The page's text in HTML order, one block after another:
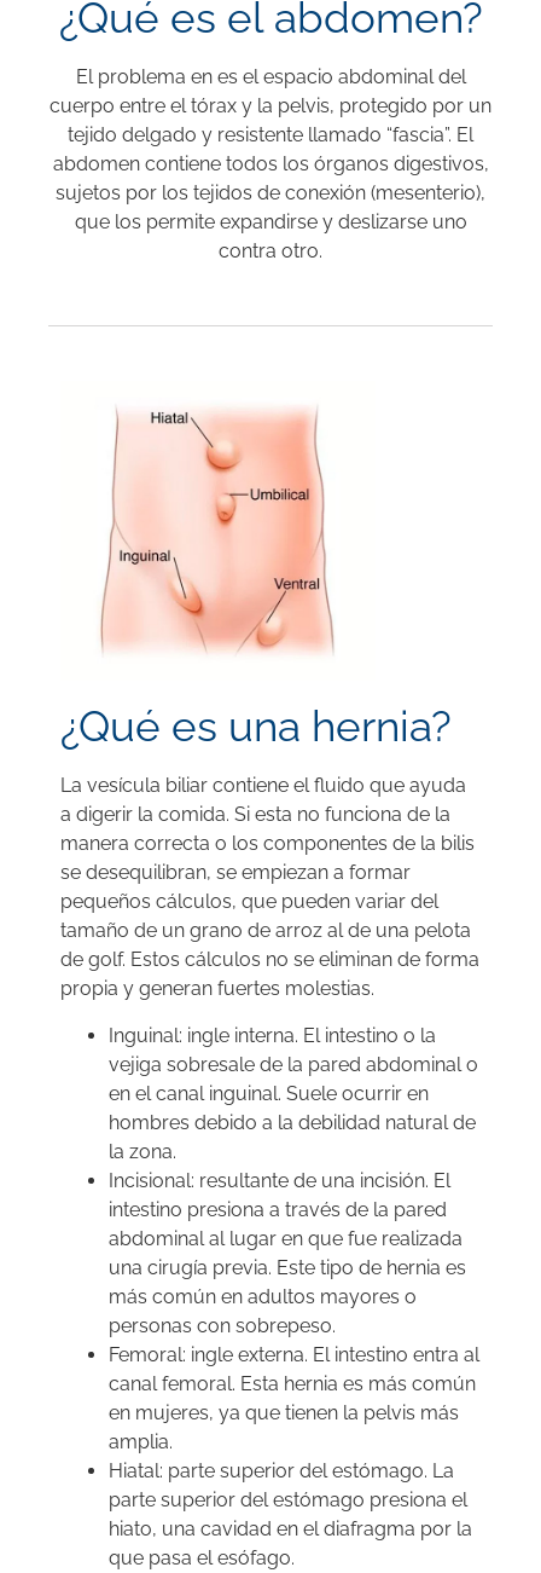
¿Qué es el abdomen?
El problema en es el espacio abdominal del
cuerpo entre el tórax y la pelvis, protegido por un
tejido delgado y resistente llamado “fascia”. El
abdomen contiene todos los órganos digestivos,
sujetos por los tejidos de conexión (mesenterio),
que los permite expandirse y deslizarse uno
contra otro.
¿Qué es una hernia?
La vesícula biliar contiene el fluido que ayuda
a digerir la comida. Si esta no funciona de la
manera correcta o los componentes de la bilis
se desequilibran, se empiezan a formar
pequeños cálculos, que pueden variar del
tamaño de un grano de arroz al de una pelota
de golf. Estos cálculos no se eliminan de forma
propia y generan fuertes molestias.
Inguinal: ingle interna. El intestino o la
vejiga sobresale de la pared abdominal o
en el canal inguinal. Suele ocurrir en
hombres debido a la debilidad natural de
la zona.
Incisional: resultante de una incisión. El
intestino presiona a través de la pared
abdominal al lugar en que fue realizada
una cirugía previa. Este tipo de hernia es
más común en adultos mayores o
personas con sobrepeso.
Femoral: ingle externa. El intestino entra al
canal femoral. Esta hernia es más común
en mujeres, ya que tienen la pelvis más
amplia.
Hiatal: parte superior del estómago. La
parte superior del estómago presiona el
hiato, una cavidad en el diafragma por la
que pasa el esófago.